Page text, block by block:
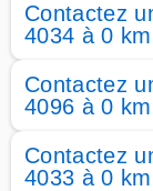
Contactez
4034 à 0
Contactez
4096 à 0
Contactez
4033 à 0